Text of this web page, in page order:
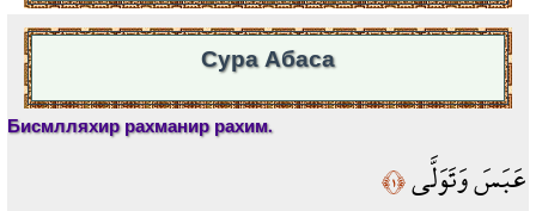
Сура Абаса
Бисмлляхир рахманир рахим.
عَبَسَ وَتَوَلَّى﴿١﴾